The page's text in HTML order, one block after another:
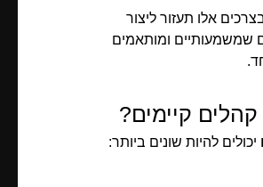
אלו תעזור ליצור
שמשמעותיים ומותאמים
קהלים קיימים?
יכולים להיות שונים ביותר: